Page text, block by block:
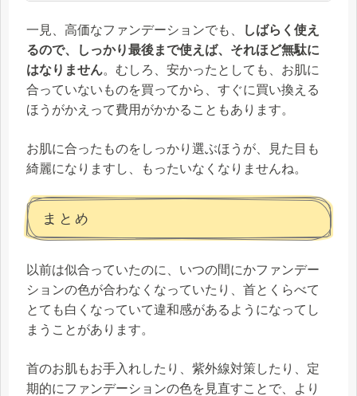
一見、高価なファンデーションでも、
しばらく使え
るので、しっかり最後まで使えば、それほど無駄に
はなりません。むしろ、安かったとしても、お肌に
合っていないものを買ってから、すぐに買い換える
ほうがかえって費用がかかることもあります。
お肌に合ったものをしっかり選ぶほうが、見た目も
綺麗になりますし、もったいなくなりませんね。
まとめ
以前は似合っていたのに、いつの間にかファンデー
ションの色が合わなくなっていたり、首とくらべて
とても白くなっていて違和感があるようになってし
まうことがあります。
首のお肌もお手入れしたり、紫外線対策したり、定
期的にファンデーションの色を見直すことで、より